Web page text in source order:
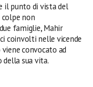
il punto di vista del
non
famiglie, Mahir
coinvolti nelle vicende
convocato ad
della sua vita.